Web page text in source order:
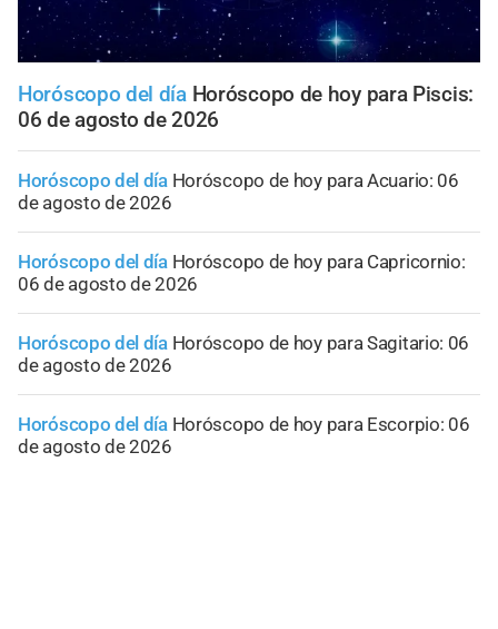
Horóscopo del día Horóscopo de hoy para Piscis:
06 de agosto de 2026
Horóscopo del día Horóscopo de hoy para Acuario: 06
de agosto de 2026
Horóscopo del día Horóscopo de hoy para Capricornio:
06 de agosto de 2026
Horóscopo del día Horóscopo de hoy para Sagitario: 06
de agosto de 2026
Horóscopo del día Horóscopo de hoy para Escorpio: 06
de agosto de 2026